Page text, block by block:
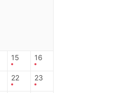
15 16
22 23